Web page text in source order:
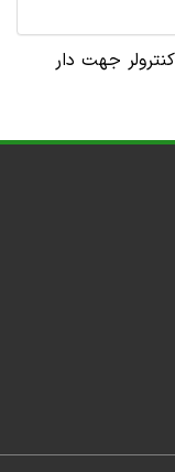
کنترولر جهت دار